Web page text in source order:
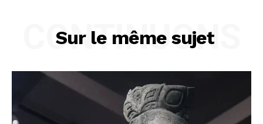
Sur le même sujet
CONTINUONS